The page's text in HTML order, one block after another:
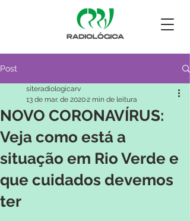
Post
NOVO CORONAVÍRUS:
Veja como está a
situação em Rio Verde e
que cuidados devemos
ter
siteradiologicarv
13 de mar. de 20202 min de leitura